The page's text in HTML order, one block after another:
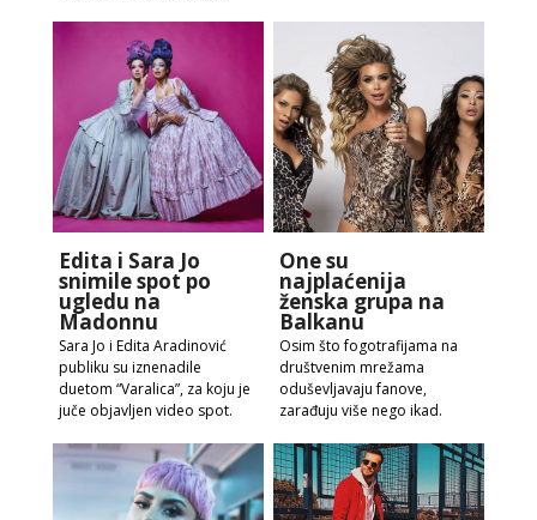
Edita i Sara Jo
snimile spot po
ugledu na
Madonnu
Sara Jo i Edita Aradinović
publiku su iznenadile
duetom “Varalica”, za koju je
juče objavljen video spot.
One su
najplaćenija
ženska grupa na
Balkanu
Osim što fogotrafijama na
društvenim mrežama
oduševljavaju fanove,
zarađuju više nego ikad.